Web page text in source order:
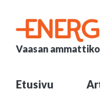
Vaasan
Etusivu